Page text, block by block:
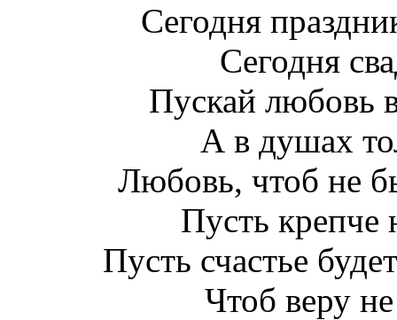
Сегодня
Сегодня
Пускай любовь
А в душах
Любовь, чтоб не
Пусть крепче
Пусть счастье
Чтоб веру